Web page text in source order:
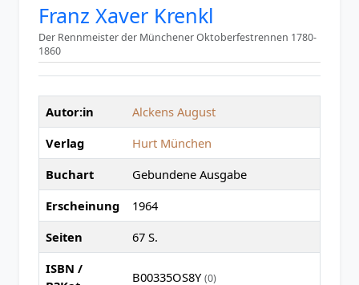
Franz Xaver Krenkl
Der Rennmeister der Münchener Oktoberfestrennen 1780-
1860
Autor:in
Alckens August
Verlag
Hurt München
Buchart
Gebundene Ausgabe
Erscheinung
1964
Seiten
67 S.
ISBN /
B00335OS8Y (0)